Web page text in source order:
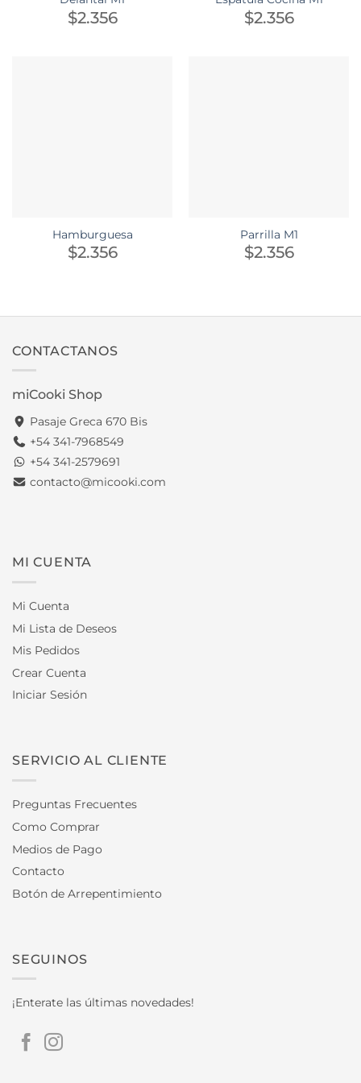
$2.356 $2.356
Hamburguesa
$2.356
Parrilla M1
$2.356
CONTACTANOS
miCooki Shop
Pasaje Greca 670 Bis
+54 341-7968549
+54 341-2579691
contacto@micooki.com
MI CUENTA
Mi Cuenta
Mi Lista de Deseos
Mis Pedidos
Crear Cuenta
Iniciar Sesión
SERVICIO AL CLIENTE
Preguntas Frecuentes
Como Comprar
Medios de Pago
Contacto
Botón de Arrepentimiento
SEGUINOS
¡Enterate las últimas novedades!